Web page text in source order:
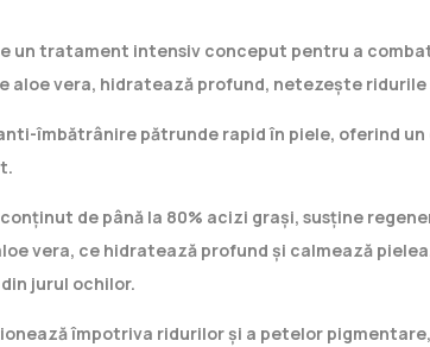
un tratament intensiv conceput pentru a
aloe vera, hidratează profund, netezește
îmbătrânire pătrunde rapid în piele, oferind
de până la 80% acizi grași, susține
vera, ce hidratează profund și calmează
jurul ochilor.
împotriva ridurilor și a petelor